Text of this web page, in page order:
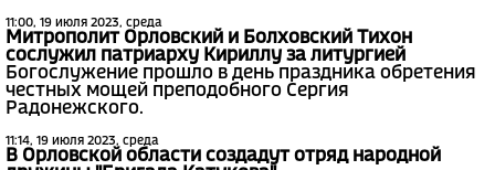
11:00, 19 июля 2023, среда
Митрополит Орловский и Болховский Тихон
сослужил патриарху Кириллу за литургией
Богослужение прошло в день праздника обретения
честных мощей преподобного Сергия
Радонежского.
11:14, 19 июля 2023, среда
В Орловской области создадут отряд народной